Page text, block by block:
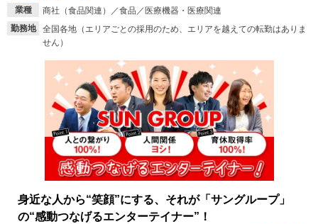
業種
商社（食品関連）／食品／医療機器・医療関連
勤務地
全国各地（エリアごとの採用のため、エリアを越えての転勤はありま
せん）
身近な人から“笑顔”にする、それが「サングループ」
の“感動つなげるエンターテイナー”！